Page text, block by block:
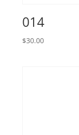
014
$30.00